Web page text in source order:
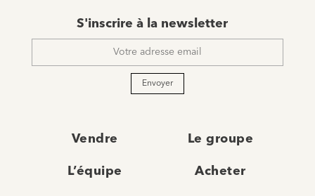
mail
S'inscrire à la newsletter
Envoyer
Vendre Le groupe
L’équipe Acheter